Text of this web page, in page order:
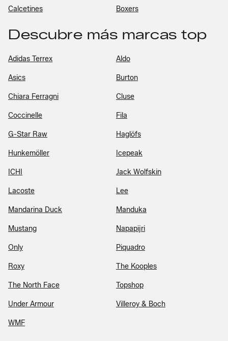
Calcetines Boxers
Descubre más marcas top
Adidas Terrex Aldo
Asics Burton
Chiara Ferragni Cluse
Coccinelle Fila
G-Star Raw Haglöfs
Hunkemöller Icepeak
ICHI Jack Wolfskin
Lacoste Lee
Mandarina Duck Manduka
Mustang Napapijri
Only Piquadro
Roxy The Kooples
The North Face Topshop
Under Armour Villeroy & Boch
WMF